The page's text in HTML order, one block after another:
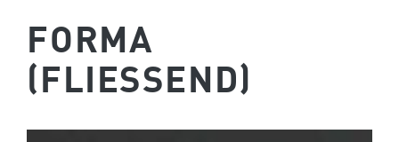
FORMA
(FLIESSEND)